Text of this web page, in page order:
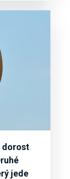
dorost
jede